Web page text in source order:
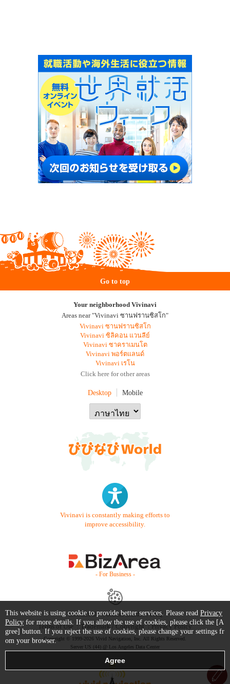
Go to top
Your neighborhood Vivinavi
Areas near "Vivinavi ซานฟรานซิสโก"
Vivinavi ซานฟรานซิสโก
Vivinavi ซิลิคอน แวนลีย์
Vivinavi ซาคราเมนโต
Vivinavi พอร์ตแลนด์
Vivinavi เรโน
Click here for other areas
Desktop Mobile
Vivinavi is constantly making efforts to
improve accessibility.
- For Business -
Contact Us Starter Guide
FAQ
Terms of Use
Trademark / Copyright Privacy Policy
Copyright © 1999-2026 Vivid Navigation, Inc. All Rights Reserved.
Server US (44) @ Los Angeles Data Center
This website is using cookie to provide better services. Please read Privacy
Policy for more details. If you allow the use of cookies, please click the [A
gree] button. If you reject the use of cookies, please change your settings fr
om your browser.